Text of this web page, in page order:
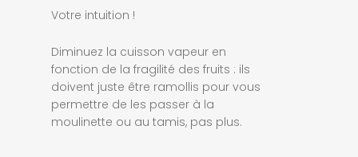
Votre intuition !
Diminuez la cuisson vapeur en
fonction de la fragilité des fruits : ils
doivent juste être ramollis pour vous
permettre de les passer à la
moulinette ou au tamis, pas plus.